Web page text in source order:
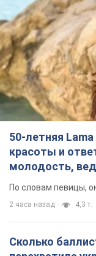
50-летняя
красоты и
молодость,
По словам певицы,
2 часа назад 4,3 т.
Сколько
перехватила
июле: в
Украинская ПВО
Аурика Ротару
свою пенсию,